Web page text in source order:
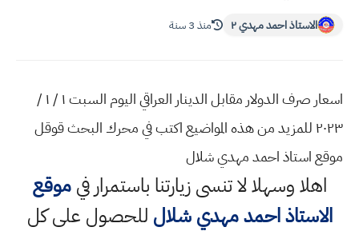
الاستاذ احمد مهدي ٢ منذ 3 سنة
اسعار صرف الدولار مقابل الدينار العراقي اليوم السبت ١ / ١ /
٢٠٢٣ للمزيد من هذه المواضيع اكتب في محرك البحث قوقل
موقع استاذ احمد مهدي شلال
اهلا وسهلالا تنسى زيارتنا باستمرار فيموقع
الاستاذ احمد مهدي شلال للحصول على كل